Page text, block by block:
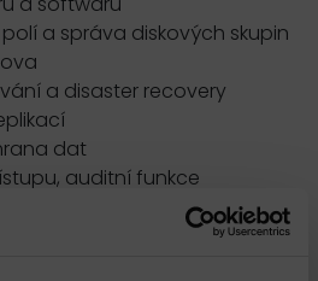
a správa diskových skupin
a disaster recovery
dat
auditní funkce